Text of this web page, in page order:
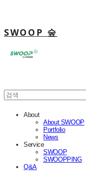
SWOOP 숲
About
About SWOOP
Portfolio
News
Service
SWOOP
SWOOPPING
Q&A